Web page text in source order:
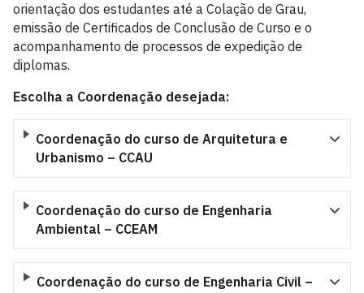
orientação dos estudantes até a Colação de Grau,
emissão de Certificados de Conclusão de Curso e o
acompanhamento de processos de expedição de
diplomas.
Escolha a Coordenação desejada:
Coordenação do curso de Arquitetura e
Urbanismo – CCAU
Coordenação do curso de Engenharia
Ambiental – CCEAM
Coordenação do curso de Engenharia Civil –